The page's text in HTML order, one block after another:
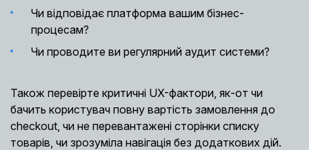
Чи відповідає платформа вашим бізнес-
процесам?
Чи проводите ви регулярний аудит системи?
Також перевірте критичні UX-фактори, як-от чи
бачить користувач повну вартість замовлення до
checkout, чи не перевантажені сторінки списку
товарів, чи зрозуміла навігація без додаткових дій.